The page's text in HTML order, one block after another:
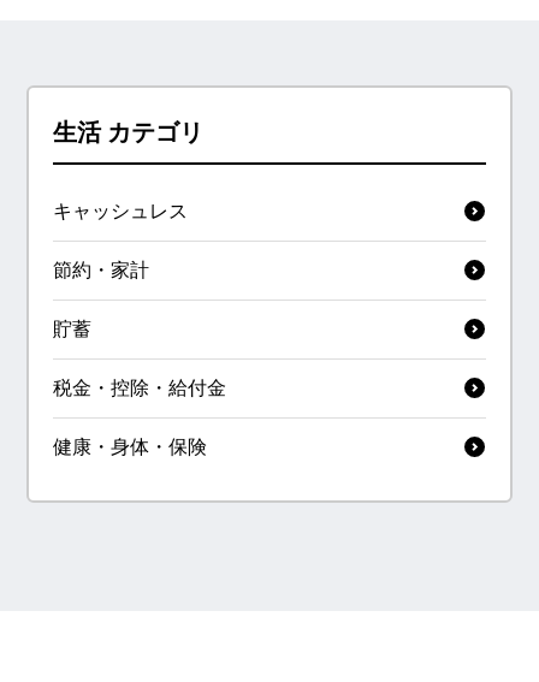
生活 カテゴリ
キャッシュレス
節約・家計
貯蓄
税金・控除・給付金
健康・身体・保険